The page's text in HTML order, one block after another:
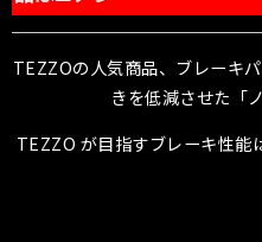
TEZZOの人気商品、ブレーキ
きを低減させた「
TEZZO が目指すブレーキ性